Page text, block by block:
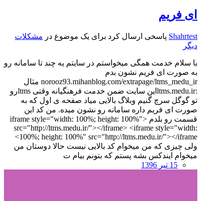
ای فریم
Shahrtest پاسخی ارسال کرد برای یک موضوع در مشکلات
دیگر
با سلام خدمت همگی میخواستم در سایتم یه چند تا سامانه رو
به صورت ای فریم نشون بدم
norooz93.mihanblog.com/extrapage/ltms_medu_ir مثال
:ltms.medu.irاین سایت ضمن خدمت فرهنگیانه وقتی ltmsرو
تو گوگل سرچ گنیم وبلاگ بالایی میاد صفحه ی اول که به
صورت ای فریم داره سامانه رو نشون میده. من کد این
قسمت رو بلدم <iframe style="width: 100%; height: 100%"
src="http://ltms.medu.ir/"></iframe> <iframe style="width:
100%; height: 100%" src="http://ltms.medu.ir/"></iframe>
ولی چیزی که من میخوام کد بالایی نیست حالا دوستان من
میخوام ایندکس بشه پستم که بتونم بیام ت
15 تیر 1396